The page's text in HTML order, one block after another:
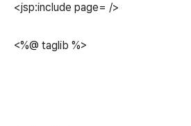
<jsp:include page= />
<%@ taglib %>